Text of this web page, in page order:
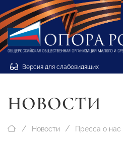
Версия для слабовидящих
НОВОСТИ
Новости Пресса о нас